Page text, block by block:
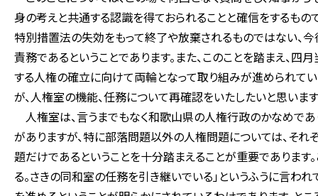
身の考えと共通する認識を得ておられることと確信をするもの
特別措置法の失効をもって終了や放棄されるものではない、
責務であるということであります。また、このことを踏まえ、
する人権の確立に向けて両輪となって取り組みが進められて
が、人権室の機能、任務について再確認をいたしたいと思います
人権室は、言うまでもなく和歌山県の人権行政のかなめで
がありますが、特に部落問題以外の人権問題については、そ
題だけであるということを十分踏まえることが重要であります
る。さきの同和室の任務を引き継いでいる」というふうに言わ